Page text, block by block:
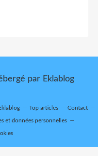
par Eklablog
Top articles Contact
et données personnelles